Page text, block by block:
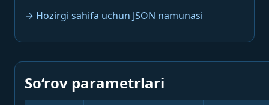
→ Hozirgi sahifa uchun JSON namunasi
So‘rov parametrlari